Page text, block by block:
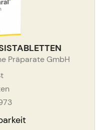
Präparate GmbH